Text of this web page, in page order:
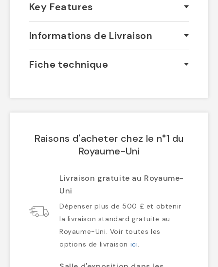
Key Features
Informations de Livraison
Fiche technique
Raisons d'acheter chez le n°1 du
Royaume-Uni
Livraison gratuite au Royaume-
Uni
Dépenser plus de 500 £ et obtenir
la livraison standard gratuite au
Royaume-Uni. Voir toutes les
options de livraison ici.